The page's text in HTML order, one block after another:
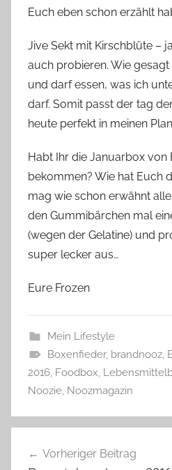
Euch eben schon erzählt
Jive Sekt mit Kirschblüte –
auch probieren. Wie
und darf essen, was ich
darf. Somit passt der tag
heute perfekt in meinen
Habt Ihr die Januarbox von
bekommen? Wie hat Euch
mag wie schon erwähnt
den Gummibärchen mal
(wegen der Gelatine) und
super lecker aus…
Eure Frozen
Mein Lifestyle
Boxenfieder, brandnooz,
2016, Foodbox,
Noozie, Noozmagazin
Vorheriger Beitrag